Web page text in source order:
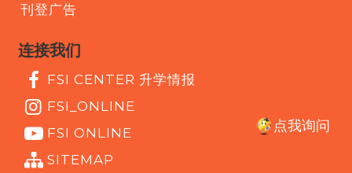
点我询问
刊登广告
连接我们
FSI CENTER 升学情报
FSI_ONLINE
FSI ONLINE
SITEMAP